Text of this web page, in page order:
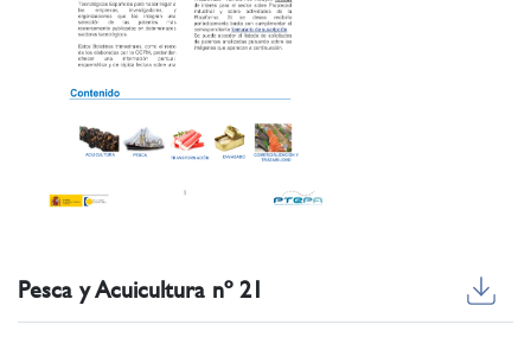
Pesca y Acuicultura nº 21